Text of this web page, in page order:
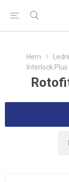
Hem
Interlock Plus